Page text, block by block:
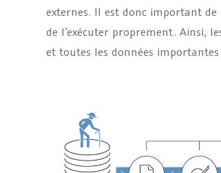
externes. Il est donc important
de l’exécuter proprement. Ainsi,
et toutes les données